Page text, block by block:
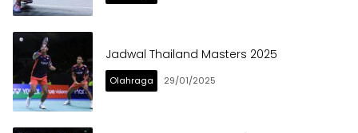
Jadwal Thailand Masters 2025
Olahraga 29/01/2025